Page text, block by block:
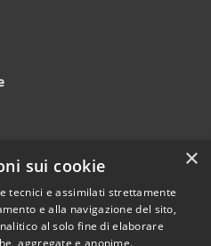
Meccanismo di feedback ×
sui cookie
tecnici e assimilati strettamente
e alla navigazione del sito,
al solo fine di elaborare
aggregate e anonime.